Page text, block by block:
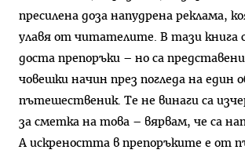
пресилена доза напудрена реклама,
улавя от читателите. В тази книга
доста препоръки – но са
човешки начин през погледа на един
пътешественик. Те не винаги са
за сметка на това – вярвам, че са
А искреността в препоръките е от